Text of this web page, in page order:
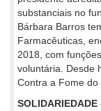
substanciais no
Bárbara Barros
Farmacêuticas,
2018, com
voluntária. Desde
Contra a Fome do